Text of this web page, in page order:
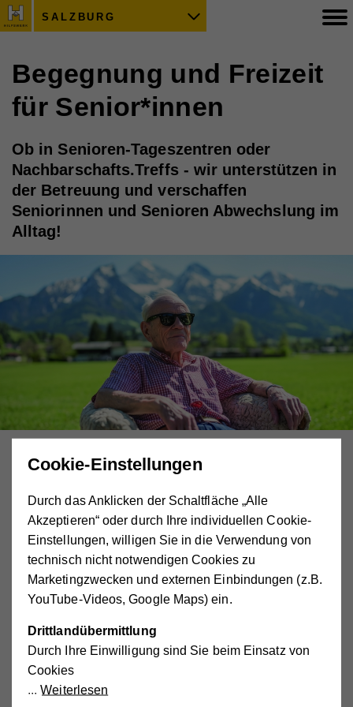
SALZBURG
Begegnung und Freizeit
für Senior*innen
Ob in Senioren-Tageszentren oder
Nachbarschafts.Treffs - wir unterstützen in
der Betreuung und verschaffen
Seniorinnen und Senioren Abwechslung im
Alltag!
Für zu Hause lebende Seniorinnen und Senioren, die
Unterstützung im Alltag benötigen oder in
Gesellschaft anderer eine abwechslungsreiche
Freizeit verbringen möchten, bietet das Hilfswerk
Betreuung in Einrichtungen wie den Senioren-
Tageszentren oder Nachbarschafts.Treffs an.
Viele Menschen möchten auch im hohen Alter noch in
ihren eigenen vier Wänden leben. Wenn allerdings ein
Pflege- oder Betreuungsbedarf besteht, ist das nicht
immer ganz einfach. Um Angehörige zu entlasten, steht
Cookie-Einstellungen
Durch das Anklicken der Schaltfläche „Alle
Akzeptieren“ oder durch Ihre individuellen Cookie-
Einstellungen, willigen Sie in die Verwendung von
technisch nicht notwendigen Cookies zu
Marketingzwecken und externen Einbindungen (z.B.
YouTube-Videos, Google Maps) ein.
Drittlandübermittlung
Durch Ihre Einwilligung sind Sie beim Einsatz von
Cookies
Weiterlesen